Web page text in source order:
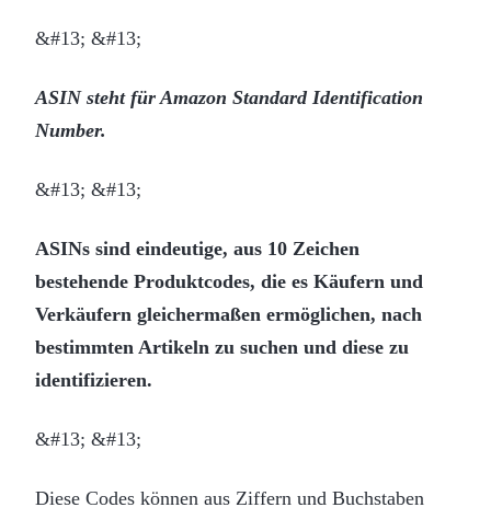
&#13; &#13;
ASIN steht für Amazon Standard Identification
Number.
&#13; &#13;
ASINs sind eindeutige, aus 10 Zeichen
bestehende Produktcodes, die es Käufern und
Verkäufern gleichermaßen ermöglichen, nach
bestimmten Artikeln zu suchen und diese zu
identifizieren.
&#13; &#13;
Diese Codes können aus Ziffern und Buchstaben